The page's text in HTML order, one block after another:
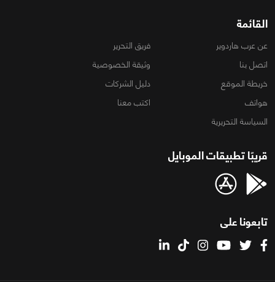
القائمة
عن عرب هاردوير
فريق التحرير
اتصل بنا
وثيقة الخصوصية
خريطة الموقع
دليل الشركات
هواتف
اكتب معنا
السياسة التحريرية
قريبًا تطبيقات الموبايل
تابعونا على